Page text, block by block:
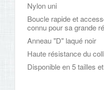
Nylon uni
Boucle rapide et
connu pour sa grande
Anneau "D" laqué noir
Haute résistance du
Disponible en 5 tailles